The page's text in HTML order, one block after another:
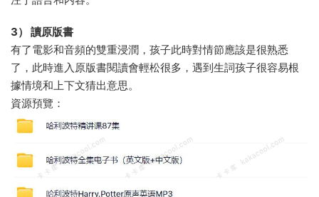
3） 讀原版書
有了電影和音頻的雙重浸潤，孩子此時對情節應該是很熟悉
了，此時進入原版書閱讀會輕松很多，遇到生詞孩子很容易根
據情境和上下文猜出意思。
資源預覽：